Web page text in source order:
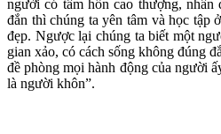
người có tâm hồn cao thượng, nhân
đắn thì chúng ta yên tâm và học tập
đẹp. Ngược lại chúng ta biết một
gian xảo, có cách sống không đúng
đề phòng mọi hành động của người
là người khôn”.